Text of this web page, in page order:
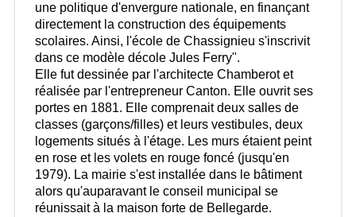
une politique d'envergure nationale, en finançant
directement la construction des équipements
scolaires. Ainsi, l'école de Chassignieu s'inscrivit
dans ce modèle décole Jules Ferry".
Elle fut dessinée par l'architecte Chamberot et
réalisée par l'entrepreneur Canton. Elle ouvrit ses
portes en 1881. Elle comprenait deux salles de
classes (garçons/filles) et leurs vestibules, deux
logements situés à l'étage. Les murs étaient peint
en rose et les volets en rouge foncé (jusqu'en
1979). La mairie s'est installée dans le bâtiment
alors qu'auparavant le conseil municipal se
réunissait à la maison forte de Bellegarde.